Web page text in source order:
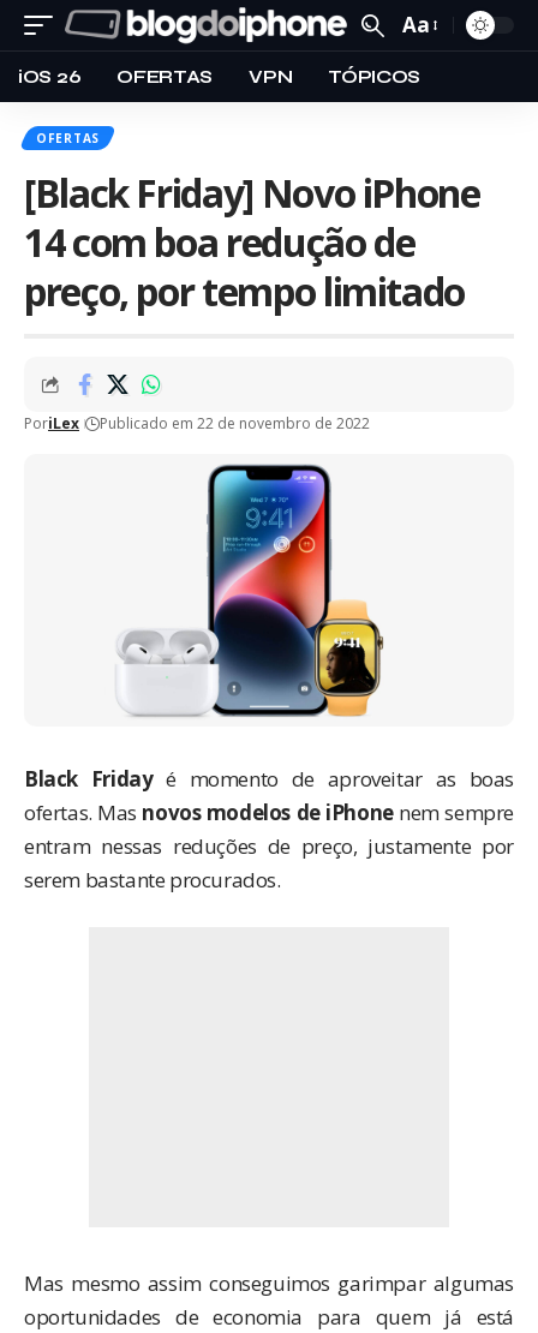
Aa
iOS 26 OFERTAS VPN TÓPICOS
OFERTAS
[Black Friday] Novo iPhone
14 com boa redução de
preço, por tempo limitado
PoriLex Publicado em 22 de novembro de 2022
Black Fridayé momento de aproveitar as boas
ofertas. Mas novos modelos de iPhonenem sempre
entram nessas reduções de preço, justamente por
serem bastante procurados.
Mas mesmo assim conseguimos garimpar algumas
oportunidades de economia para quem já está